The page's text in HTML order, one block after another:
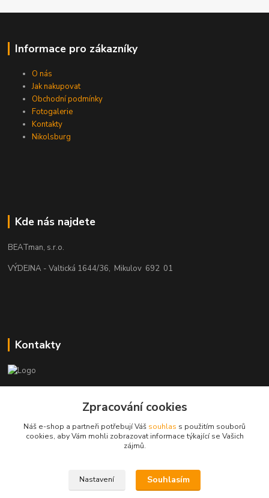
Informace pro zákazníky
O nás
Jak nakupovat
Obchodní podmínky
Fotogalerie
Kontakty
Nikolsburg
Kde nás najdete
BEATman, s.r.o.
VÝDEJNA - Valtická 1644/36, Mikulov 692 01
Kontakty
elektro@beatman.cz
Zpracování cookies
Náš e-shop a partneři potřebují Váš souhlas s použitím souborů
cookies, aby Vám mohli zobrazovat informace týkající se Vašich
zájmů.
Nastavení Souhlasím